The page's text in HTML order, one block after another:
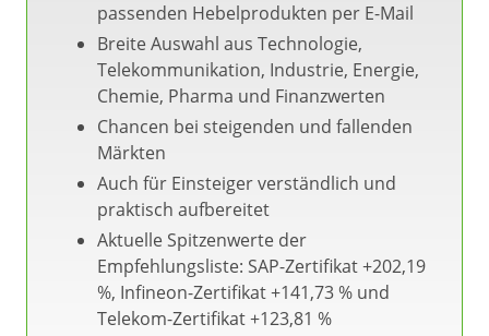
passenden Hebelprodukten per E-Mail
Breite Auswahl aus Technologie,
Telekommunikation, Industrie, Energie,
Chemie, Pharma und Finanzwerten
Chancen bei steigenden und fallenden
Märkten
Auch für Einsteiger verständlich und
praktisch aufbereitet
Aktuelle Spitzenwerte der
Empfehlungsliste: SAP-Zertifikat +202,19
%, Infineon-Zertifikat +141,73 % und
Telekom-Zertifikat +123,81 %